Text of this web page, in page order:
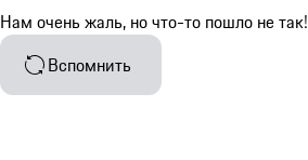
Нам очень жаль, но что-то пошло не так!
Вспомнить